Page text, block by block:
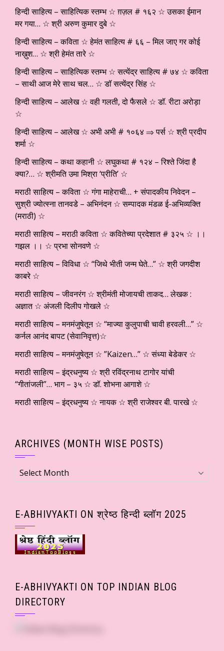
हिन्दी साहित्य – साहित्यिक स्तम्भ ☆ ग़ज़ल # १६२ ☆ उसका ईमान
मर गया… ☆ श्री अरुण कुमार दुबे ☆
हिन्दी साहित्य – कविता ☆ हेमंत साहित्य # ६६ – मिल जाए गर कोई
नाख़ुश… ☆ श्री हेमंत तारे ☆
हिन्दी साहित्य – साहित्यिक स्तम्भ ☆ सत्येंद्र साहित्य # ७४ ☆ कविता
– साथी आज मेरे साथ चल… ☆ डॉ सत्येंद्र सिंह ☆
हिन्दी साहित्य – आलेख ☆ वही गलती, दो फैसले ☆ डॉ. रीटा अरोड़ा
☆
हिन्दी साहित्य – आलेख ☆ अभी अभी # १०६४ ⇒ पर्स ☆ श्री प्रदीप
शर्मा ☆
हिन्दी साहित्य – कथा कहानी ☆ लघुकथा # १२४ – रिश्ते जिंदा है
क्या?… ☆ श्रीमति उमा मिश्रा ‘प्रीति’ ☆
मराठी साहित्य – कविता ☆ गंगा माहेराची… + संपादकीय निवेदन –
सुश्री ज्योत्स्ना तानवडे – अभिनंदन ☆ सम्पादक मंडळ ई-अभिव्यक्ति
(मराठी) ☆
मराठी साहित्य – मराठी कविता ☆ कवितेच्या प्रदेशात # ३२५ ☆ ।।
गझल ।। ☆ प्रभा सोनवणे ☆
मराठी साहित्य – विविधा ☆ “जिथे भीती जन्म घेते…” ☆ श्री जगदीश
काबरे ☆
मराठी साहित्य – जीवनरंग ☆ श्रीमंती मोजायची ताकद… लेखक :
अज्ञात ☆ अंजली दिलीप गोखले ☆
मराठी साहित्य – मनमंजुषेतून ☆ “माज्या कुलुपाची चावी हरवली…” ☆
कर्नल आनंद बापट (सेवानिवृत्त)☆
मराठी साहित्य – मनमंजुषेतून ☆ ”Kaizen…” ☆ संध्या बेडेकर ☆
मराठी साहित्य – इंद्रधनुष्य ☆ श्री रविंद्रनाथ टागोर यांची
“गीतांजली”… भाग – ३५ ☆ डॉ. शोभना आगाशे ☆
मराठी साहित्य – इंद्रधनुष्य ☆ नायक ☆ श्री राजेश्वर बी. पारखे ☆
ARCHIVES (MONTH WISE POSTS)
Archives
(Month
E-ABHIVYAKTI ON श्रेष्ठ हिन्दी ब्लॉग 2025
E-ABHIVYAKTI ON TOP INDIAN BLOG
DIRECTORY